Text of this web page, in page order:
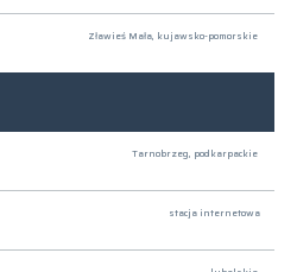
Zławieś Mała, kujawsko-pomorskie
Tarnobrzeg, podkarpackie
stacja internetowa